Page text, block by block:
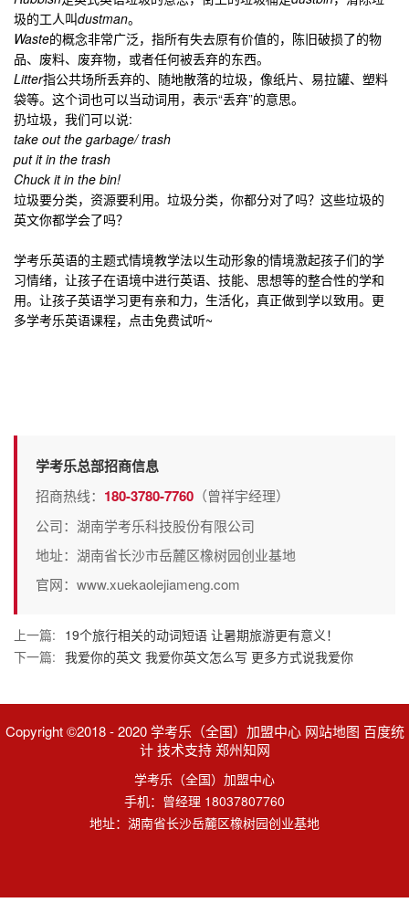
圾的工人叫dustman。
Waste的概念非常广泛，指所有失去原有价值的，陈旧破损了的物
品、废料、废弃物，或者任何被丢弃的东西。
Litter指公共场所丢弃的、随地散落的垃圾，像纸片、易拉罐、塑料
袋等。这个词也可以当动词用，表示“丢弃”的意思。
扔垃圾，我们可以说:
take out the garbage/ trash
put it in the trash
Chuck it in the bin!
垃圾要分类，资源要利用。垃圾分类，你都分对了吗？这些垃圾的
英文你都学会了吗？
学考乐英语的主题式情境教学法以生动形象的情境激起孩子们的学
习情绪，让孩子在语境中进行英语、技能、思想等的整合性的学和
用。让孩子英语学习更有亲和力，生活化，真正做到学以致用。更
多学考乐英语课程，点击免费试听~
学考乐总部招商信息
招商热线： 180-3780-7760 （曾祥宇经理）
公司：湖南学考乐科技股份有限公司
地址：湖南省长沙市岳麓区橡树园创业基地
官网：www.xuekaolejiameng.com
上一篇: 19个旅行相关的动词短语 让暑期旅游更有意义！
下一篇: 我爱你的英文 我爱你英文怎么写 更多方式说我爱你
Copyright ©2018 - 2020 学考乐（全国）加盟中心 网站地图 百度统
计 技术支持 郑州知网
学考乐（全国）加盟中心
手机：曾经理 18037807760
地址：湖南省长沙岳麓区橡树园创业基地